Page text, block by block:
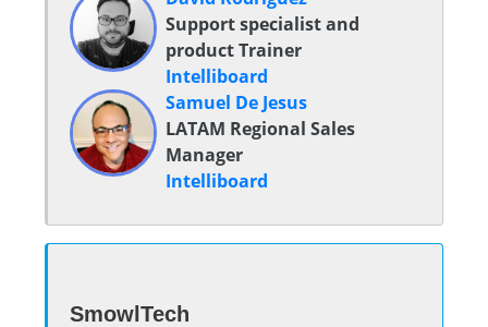
Support specialist and
product Trainer
Intelliboard
Samuel De Jesus
LATAM Regional Sales
Manager
Intelliboard
SmowlTech